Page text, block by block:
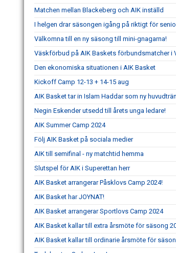
Matchen mellan Blackeberg och AIK inställd
I helgen drar säsongen igång på riktigt för
Välkomna till en ny säsong till mini-gnagarna!
Väskförbud på AIK Baskets förbundsmatcher i
Den ekonomiska situationen i AIK Basket
Kickoff Camp 12-13 + 14-15 aug
AIK Basket tar in Islam Haddar som ny
Negin Eskender utsedd till årets unga ledare!
AIK Summer Camp 2024
Följ AIK Basket på sociala medier
AIK till semifinal - ny matchtid hemma
Slutspel för AIK i Superettan herr
AIK Basket arrangerar Påsklovs Camp 2024!
AIK Basket har JOYNAT!
AIK Basket arrangerar Sportlovs Camp 2024
AIK Basket kallar till extra årsmöte för säsong
AIK Basket kallar till ordinarie årsmöte för